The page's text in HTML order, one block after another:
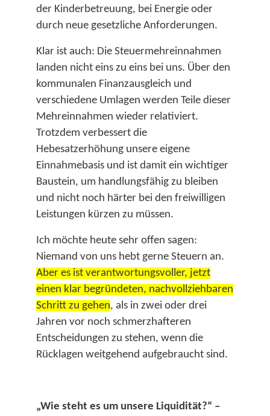
der Kinderbetreuung, bei Energie oder
durch neue gesetzliche Anforderungen.​
Klar ist auch: Die Steuermehreinnahmen
landen nicht eins zu eins bei uns. Über den
kommunalen Finanzausgleich und
verschiedene Umlagen werden Teile dieser
Mehreinnahmen wieder relativiert.
Trotzdem verbessert die
Hebesatzerhöhung unsere eigene
Einnahmebasis und ist damit ein wichtiger
Baustein, um handlungsfähig zu bleiben
und nicht noch härter bei den freiwilligen
Leistungen kürzen zu müssen.​
Ich möchte heute sehr offen sagen:
Niemand von uns hebt gerne Steuern an.
Aber es ist verantwortungsvoller, jetzt
einen klar begründeten, nachvollziehbaren
Schritt zu gehen, als in zwei oder drei
Jahren vor noch schmerzhafteren
Entscheidungen zu stehen, wenn die
Rücklagen weitgehend aufgebraucht sind.​
„Wie steht es um unsere Liquidität?“ –